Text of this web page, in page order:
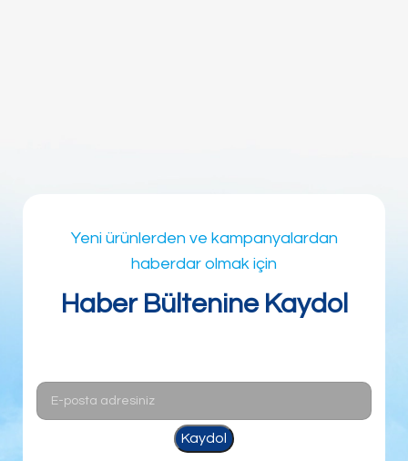
Yeni ürünlerden ve kampanyalardan
haberdar olmak için
Haber Bültenine Kaydol